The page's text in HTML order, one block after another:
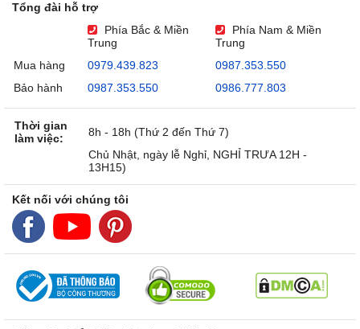
Tổng đài hỗ trợ
Phía Bắc & Miền
Trung
Phía Nam & Miền
Trung
Mua hàng
0979.439.823
0987.353.550
Bảo hành
0987.353.550 0986.777.803
Thời gian
làm việc:
8h - 18h (Thứ 2 đến Thứ 7)
Chủ Nhật, ngày lễ Nghỉ, NGHỈ TRƯA 12H -
13H15)
Kết nối với chúng tôi